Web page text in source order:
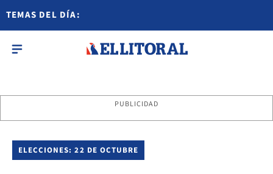
TEMAS DEL DÍA:
PUBLICIDAD
ELECCIONES: 22 DE OCTUBRE